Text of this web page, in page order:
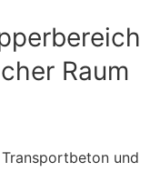
Raum
und